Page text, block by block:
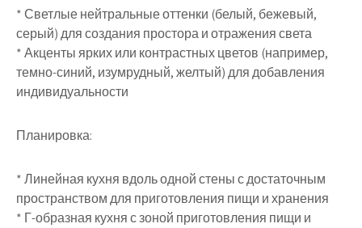
* Светлые нейтральные оттенки (белый, бежевый,
серый) для создания простора и отражения света
* Акценты ярких или контрастных цветов (например,
темно-синий, изумрудный, желтый) для добавления
индивидуальности
Планировка:
* Линейная кухня вдоль одной стены с достаточным
пространством для приготовления пищи и хранения
* Г-образная кухня с зоной приготовления пищи и